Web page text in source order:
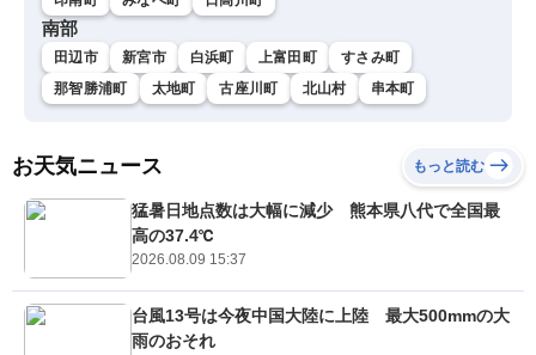
南部
田辺市 新宮市 白浜町 上富田町
すさみ町
那智勝浦町
太地町 古座川町 北山村 串本町
お天気ニュース もっと読む
猛暑日地点数は大幅に減少 熊本県八代で全国最
高の37.4℃
2026.08.09 15:37
台風13号は今夜中国大陸に上陸 最大500mmの大
雨のおそれ